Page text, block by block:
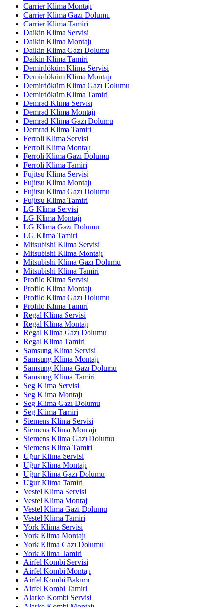
Carrier Klima Montajı
Carrier Klima Gazı Dolumu
Carrier Klima Tamiri
Daikin Klima Servisi
Daikin Klima Montajı
Daikin Klima Gazı Dolumu
Daikin Klima Tamiri
Demirdöküm Klima Servisi
Demirdöküm Klima Montajı
Demirdöküm Klima Gazı Dolumu
Demirdöküm Klima Tamiri
Demrad Klima Servisi
Demrad Klima Montajı
Demrad Klima Gazı Dolumu
Demrad Klima Tamiri
Ferroli Klima Servisi
Ferroli Klima Montajı
Ferroli Klima Gazı Dolumu
Ferroli Klima Tamiri
Fujitsu Klima Servisi
Fujitsu Klima Montajı
Fujitsu Klima Gazı Dolumu
Fujitsu Klima Tamiri
LG Klima Servisi
LG Klima Montajı
LG Klima Gazı Dolumu
LG Klima Tamiri
Mitsubishi Klima Servisi
Mitsubishi Klima Montajı
Mitsubishi Klima Gazı Dolumu
Mitsubishi Klima Tamiri
Profilo Klima Servisi
Profilo Klima Montajı
Profilo Klima Gazı Dolumu
Profilo Klima Tamiri
Regal Klima Servisi
Regal Klima Montajı
Regal Klima Gazı Dolumu
Regal Klima Tamiri
Samsung Klima Servisi
Samsung Klima Montajı
Samsung Klima Gazı Dolumu
Samsung Klima Tamiri
Seg Klima Servisi
Seg Klima Montajı
Seg Klima Gazı Dolumu
Seg Klima Tamiri
Siemens Klima Servisi
Siemens Klima Montajı
Siemens Klima Gazı Dolumu
Siemens Klima Tamiri
Uğur Klima Servisi
Uğur Klima Montajı
Uğur Klima Gazı Dolumu
Uğur Klima Tamiri
Vestel Klima Servisi
Vestel Klima Montajı
Vestel Klima Gazı Dolumu
Vestel Klima Tamiri
York Klima Servisi
York Klima Montajı
York Klima Gazı Dolumu
York Klima Tamiri
Airfel Kombi Servisi
Airfel Kombi Montajı
Airfel Kombi Bakımı
Airfel Kombi Tamiri
Alarko Kombi Servisi